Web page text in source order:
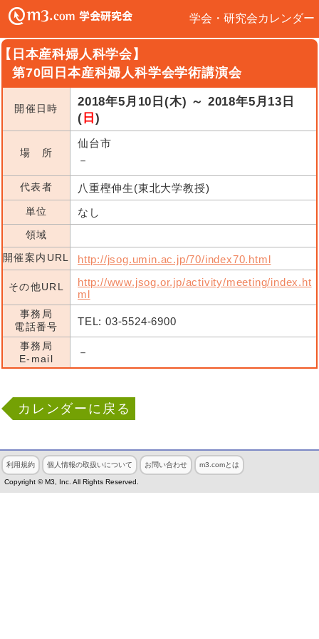
学会・研究会カレンダー
日本産科婦人科学会】
第70回日本産科婦人科学会学術講演会
開催日時
2018年5月10日(木) ～ 2018年5月13日
( 日 )
場 所
仙台市
－
代表者 八重樫伸生(東北大学教授)
単位 なし
領域
開催案内URL
http://jsog.umin.ac.jp/70/index70.html
その他URL
http://www.jsog.or.jp/activity/meeting/index.ht
ml
事務局
電話番号
TEL: 03-5524-6900
事務局
E-mail
－
カレンダーに戻る
利用規約 個人情報の取扱いについて お問い合わせ m3.comとは
Copyright © M3, Inc. All Rights Reserved.